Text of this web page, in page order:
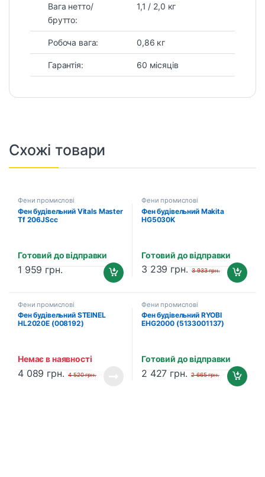
Вага нетто/
брутто:
1,1 / 2,0 кг
Робоча вага: 0,86 кг
Гарантія: 60 місяців
Схожі товари
Фени промислові
Фен будівельний Vitals Master
Tf 206JScc
Готовий до відправки
1 959 грн.
Фени промислові
Фен будівельний Makita
HG5030K
Готовий до відправки
3 239 грн. 3 933грн.
Фени промислові
Фен будівельний STEINEL
HL2020E (008192)
Немає в наявності
4 089 грн. 4 520грн.
Фени промислові
Фен будівельний RYOBI
EHG2000 (5133001137)
Готовий до відправки
2 427 грн. 2 665грн.